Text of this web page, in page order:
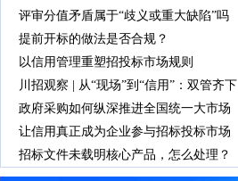
中标人支付吗？
评审分值矛盾属于“歧义或重大缺陷”吗
提前开标的做法是否合规？
以信用管理重塑招投标市场规则
川招观察 | 从“现场”到“信用”：双管齐下
重塑招投标新秩序
政府采购如何纵深推进全国统一大市场
建设
让信用真正成为企业参与招标投标市场
竞争的“通行证”
招标文件未载明核心产品，怎么处理？